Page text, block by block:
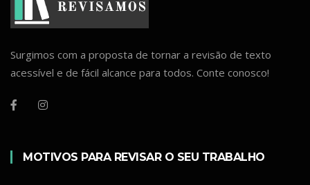
Surgimos com a proposta de tornar a revisão de texto
acessível e de fácil alcance para todos. Conte conosco!
MOTIVOS PARA REVISAR O SEU TRABALHO